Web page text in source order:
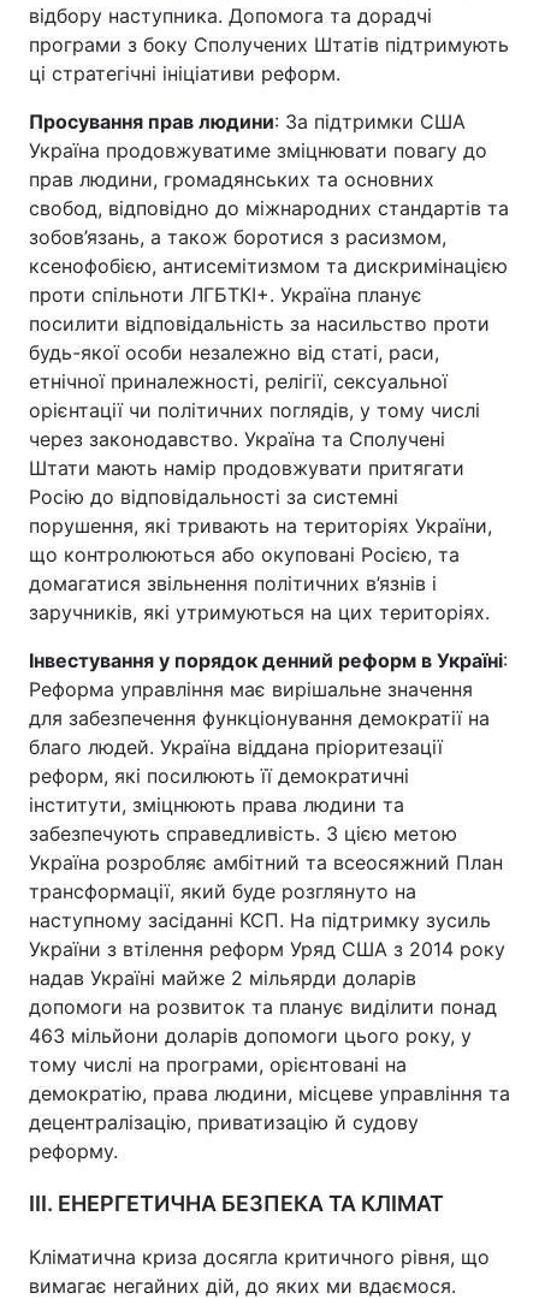
відбору наступника. Допомога та дорадчі
програми з боку Сполучених Штатів підтримують
ці стратегічні ініціативи реформ.
Просування прав людини: За підтримки США
Україна продовжуватиме зміцнювати повагу до
прав людини, громадянських та основних
свобод, відповідно до міжнародних стандартів та
зобов’язань, а також боротися з расизмом,
ксенофобією, антисемітизмом та дискримінацією
проти спільноти ЛГБТКІ+. Україна планує
посилити відповідальність за насильство проти
будь-якої особи незалежно від статі, раси,
етнічної приналежності, релігії, сексуальної
орієнтації чи політичних поглядів, у тому числі
через законодавство. Україна та Сполучені
Штати мають намір продовжувати притягати
Росію до відповідальності за системні
порушення, які тривають на територіях України,
що контролюються або окуповані Росією, та
домагатися звільнення політичних в’язнів і
заручників, які утримуються на цих територіях.
Інвестування у порядок денний реформ в Україні:
Реформа управління має вирішальне значення
для забезпечення функціонування демократії на
благо людей. Україна віддана пріоритезації
реформ, які посилюють її демократичні
інститути, зміцнюють права людини та
забезпечують справедливість. З цією метою
Україна розробляє амбітний та всеосяжний План
трансформації, який буде розглянуто на
наступному засіданні КСП. На підтримку зусиль
України з втілення реформ Уряд США з 2014 року
надав Україні майже 2 мільярди доларів
допомоги на розвиток та планує виділити понад
463 мільйони доларів допомоги цього року, у
тому числі на програми, орієнтовані на
демократію, права людини, місцеве управління та
децентралізацію, приватизацію й судову
реформу.
III. ЕНЕРГЕТИЧНА БЕЗПЕКА ТА КЛІМАТ
Кліматична криза досягла критичного рівня, що
вимагає негайних дій, до яких ми вдаємося.